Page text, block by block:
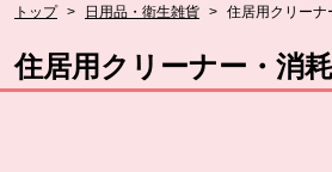
トップ > 日用品・衛生雑貨 > 住居用クリーナ
住居用クリーナー・消